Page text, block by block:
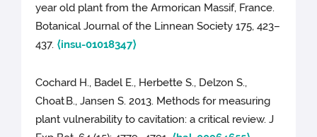
year old plant from the Armorican Massif, France.
Botanical Journal of the Linnean Society 175, 423–
437. ⟨insu-01018347⟩
Cochard H., Badel E., Herbette S., Delzon S.,
ChoatB., Jansen S. 2013. Methods for measuring
plant vulnerability to cavitation: a critical review. J